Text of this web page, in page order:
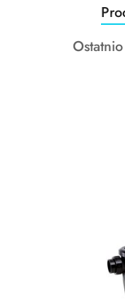
Pomiń karuzelę
o
Produkty